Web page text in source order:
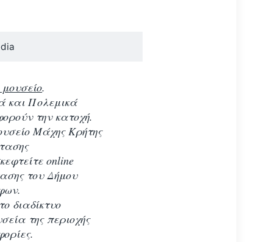
.
και Πολεμικά
την κατοχή.
Μάχης Κρήτης
online
του Δήμου
διαδίκτυο
της περιοχής